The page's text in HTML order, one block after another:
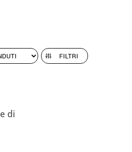
FILTRI
di